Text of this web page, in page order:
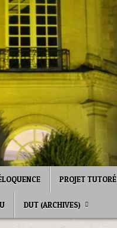
PROJET TUTORÉ
DUT (ARCHIVES)